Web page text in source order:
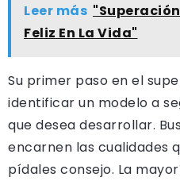
Leer más
Feliz En La Vida"
Su primer paso en el
identificar un modelo a
que desea desarrollar.
encarnen las cualidades
pídales consejo. La